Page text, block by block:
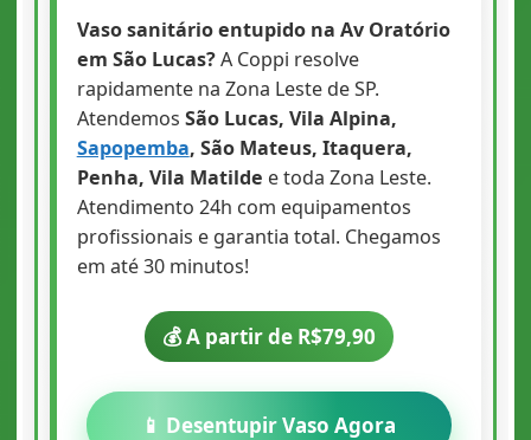
Vaso sanitário entupido na Av Oratório
em São Lucas?A Coppi resolve
rapidamente na Zona Leste de SP.
Atendemos São Lucas, Vila Alpina,
Sapopemba, São Mateus, Itaquera,
Penha, Vila Matilde e toda Zona Leste.
Atendimento 24h com equipamentos
profissionais e garantia total. Chegamos
em até 30 minutos!
💰 A partir de R$79,90
📱 Desentupir Vaso Agora